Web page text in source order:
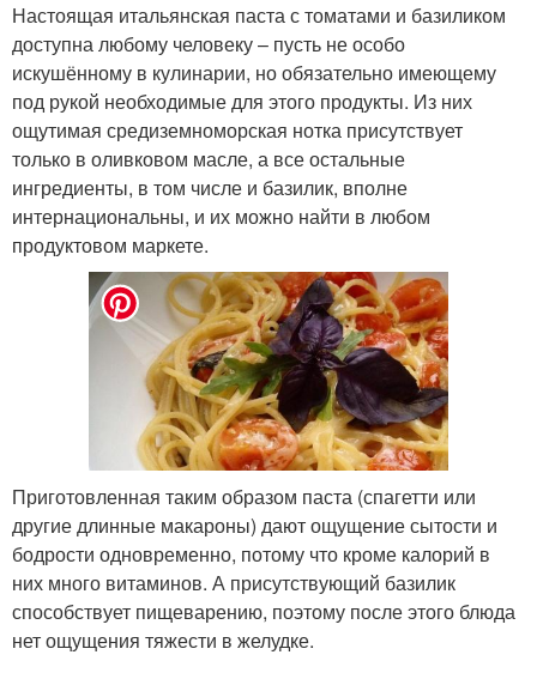
Настоящая итальянская паста с томатами и базиликом
доступна любому человеку – пусть не особо
искушённому в кулинарии, но обязательно имеющему
под рукой необходимые для этого продукты. Из них
ощутимая средиземноморская нотка присутствует
только в оливковом масле, а все остальные
ингредиенты, в том числе и базилик, вполне
интернациональны, и их можно найти в любом
продуктовом маркете.
Приготовленная таким образом паста (спагетти или
другие длинные макароны) дают ощущение сытости и
бодрости одновременно, потому что кроме калорий в
них много витаминов. А присутствующий базилик
способствует пищеварению, поэтому после этого блюда
нет ощущения тяжести в желудке.